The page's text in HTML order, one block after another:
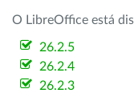
O LibreOffice está
26.2.5
26.2.4
26.2.3